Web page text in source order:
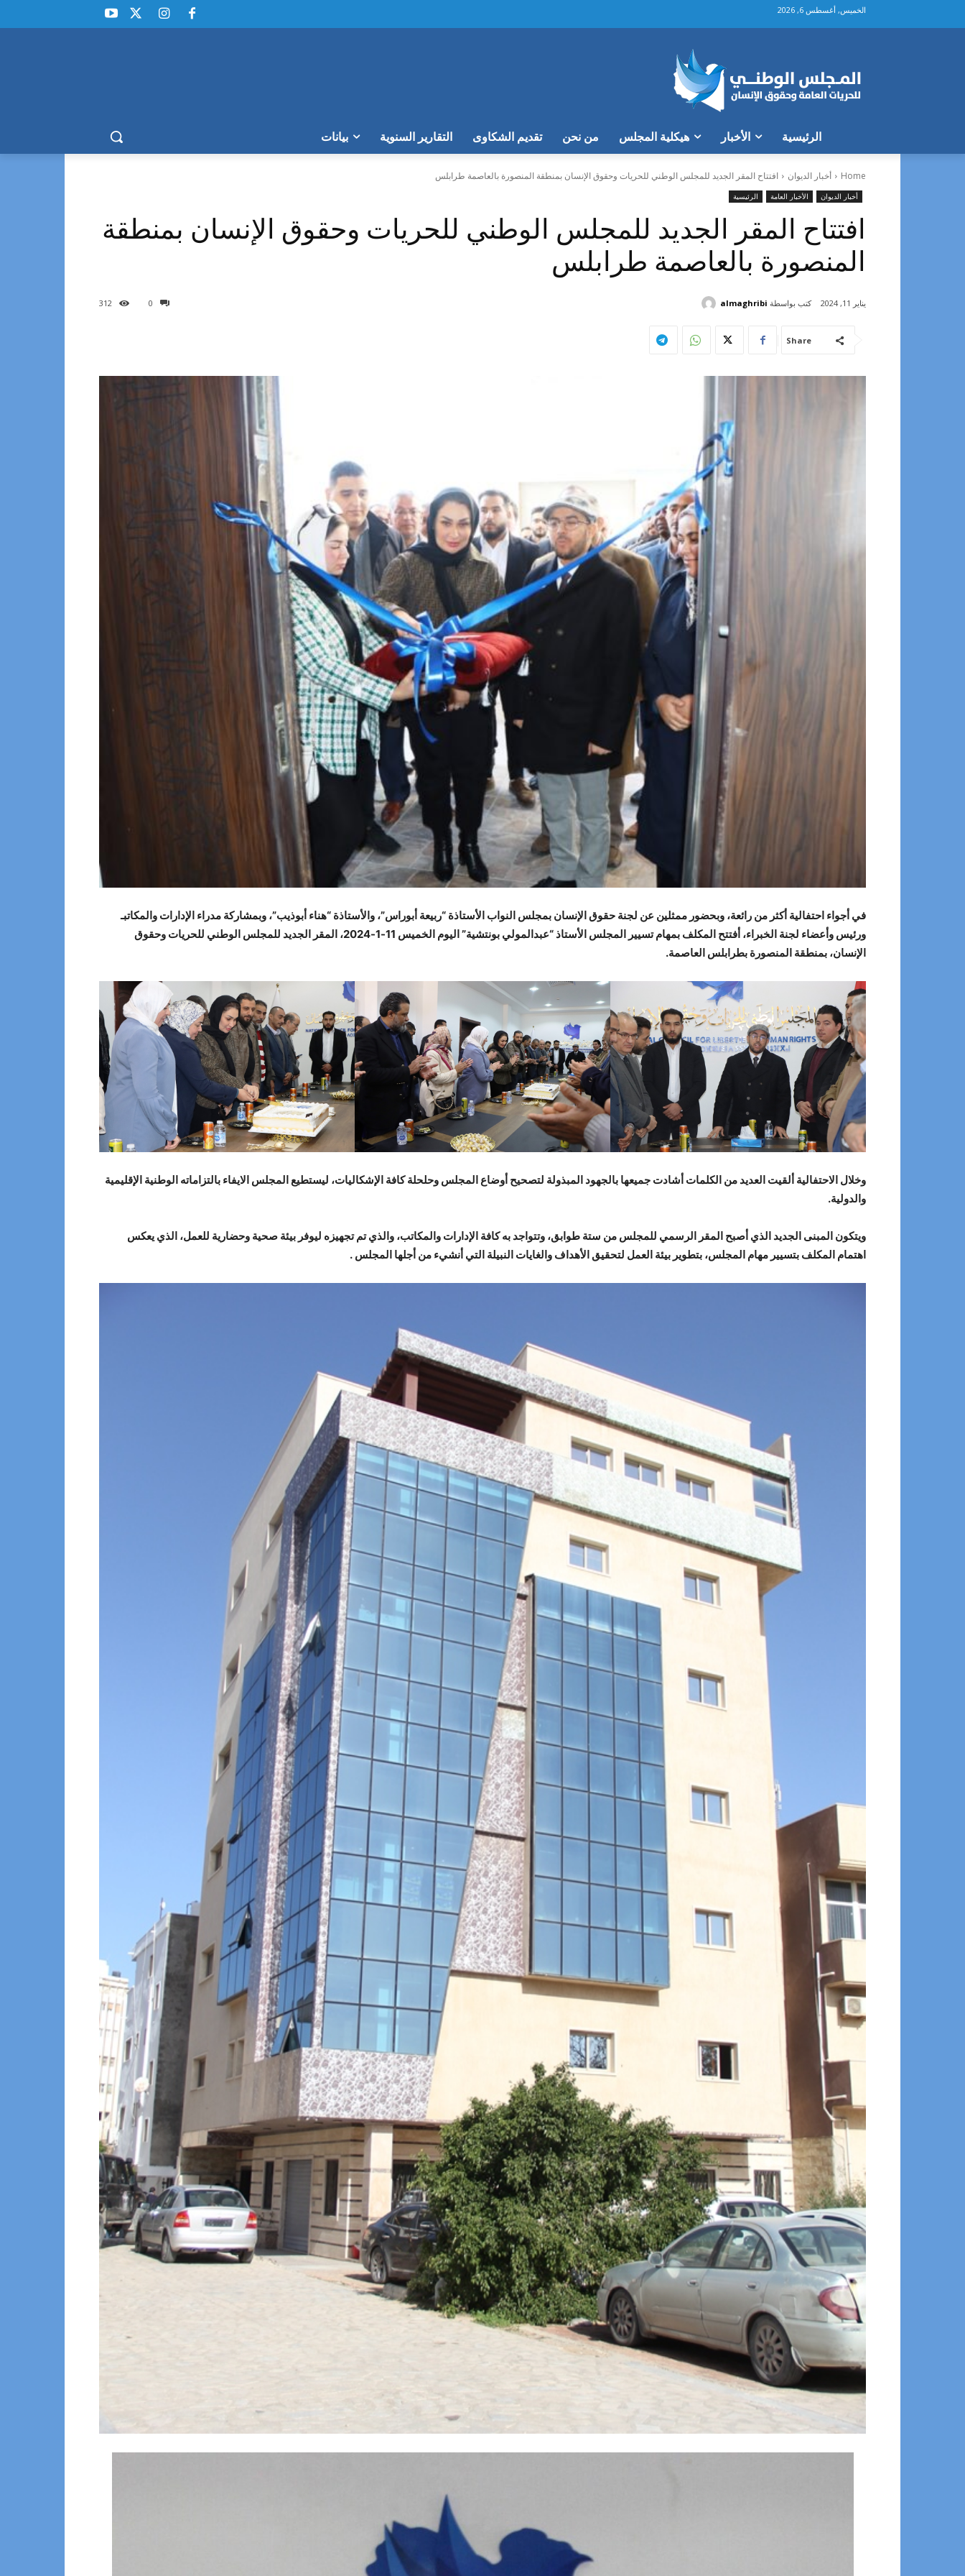
الخميس, أغسطس 6, 2026
الرئيسية الأخبار هيكلية المجلس من نحن تقديم الشكاوى التقارير السنوية بيانات
Home أخبار الديوان افتتاح المقر الجديد للمجلس الوطني للحريات وحقوق الإنسان بمنطقة المنصورة بالعاصمة طرابلس
أخبار الديوان الأخبار العامة الرئيسية
افتتاح المقر الجديد للمجلس الوطني للحريات وحقوق الإنسان بمنطقة
المنصورة بالعاصمة طرابلس
0
312 يناير 11, 2024 كتب بواسطة almaghribi
Share
في أجواء احتفالية أكثر من رائعة، وبحضور ممثلين عن لجنة حقوق الإنسان بمجلس النواب الأستاذة “ربيعة أبوراس”، والأستاذة “هناء أبوذيب”، وبمشاركة مدراء الإدارات والمكاتبـ
ورئيس وأعضاء لجنة الخبراء، أفتتح المكلف بمهام تسيير المجلس الأستاذ “عبدالمولي بونتشية” اليوم الخميس 11-1-2024، المقر الجديد للمجلس الوطني للحريات وحقوق
الإنسان، بمنطقة المنصورة بطرابلس العاصمة.
وخلال الاحتفالية ألقيت العديد من الكلمات أشادت جميعها بالجهود المبذولة لتصحيح أوضاع المجلس وحلحلة كافة الإشكاليات، ليستطيع المجلس الايفاء بالتزاماته الوطنية الإقليمية
والدولية.
ويتكون المبنى الجديد الذي أصبح المقر الرسمي للمجلس من ستة طوابق، وتتواجد به كافة الإدارات والمكاتب، والذي تم تجهيزه ليوفر بيئة صحية وحضارية للعمل، الذي يعكس
اهتمام المكلف بتسيير مهام المجلس، بتطوير بيئة العمل لتحقيق الأهداف والغايات النبيلة التي أنشيء من أجلها المجلس .